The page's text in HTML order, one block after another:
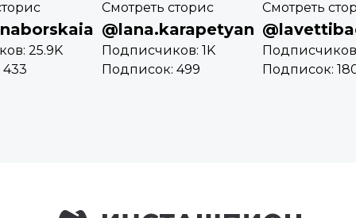
25.9K
Смотреть сторис
@lana.karapetyan
Подписчиков: 1K
Подписок: 499
Смотреть
Подписок: